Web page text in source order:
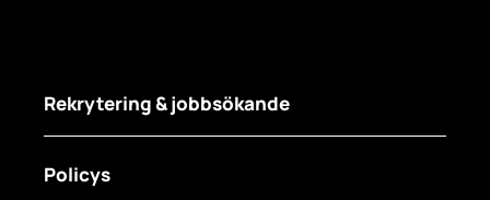
Rekrytering & jobbsökande
För arbetsgivare
Policys